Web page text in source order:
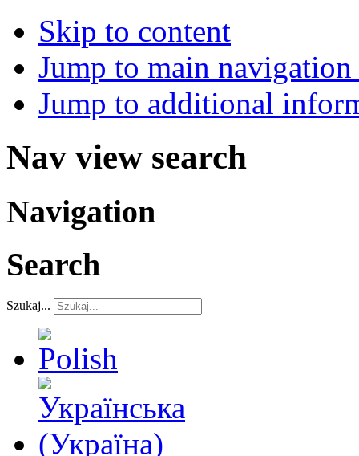
Skip to content
Jump to main
Jump to additional
Nav view search
Navigation
Search
Szukaj...